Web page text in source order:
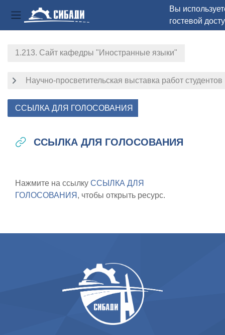
Боковая панель
Вы
гостевой
1.213. Сайт кафедры "Иностранные языки"
Научно-просветительская выставка работ
ССЫЛКА ДЛЯ ГОЛОСОВАНИЯ
ССЫЛКА ДЛЯ ГОЛОСОВАНИЯ
Нажмите на ссылку ССЫЛКА ДЛЯ
ГОЛОСОВАНИЯ , чтобы открыть ресурс.